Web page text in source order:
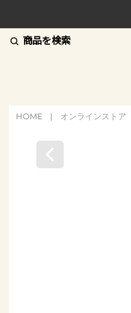
商品を検索
HOME | オンラインストア